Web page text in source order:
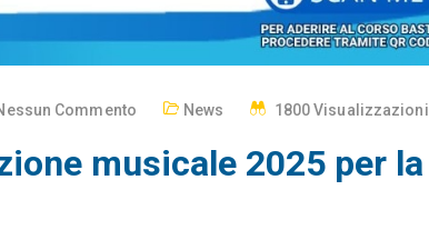
Commento News 1800 Visualizzazioni
musicale 2025 per la